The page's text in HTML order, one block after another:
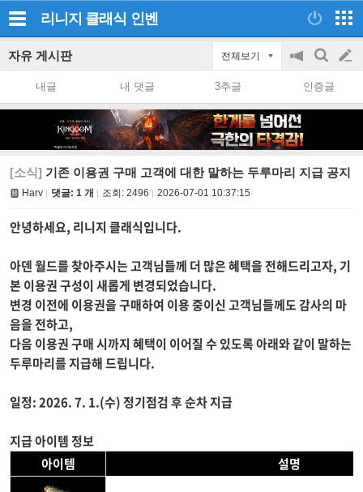
리니지 클래식 인벤
자유 게시판 전체보기
공
on/off
검
색
글
쓰
내글 내 댓글 3추글 인증글
[소식] 기존 이용권 구매 고객에 대한 말하는 두루마리 지급 공지
Harv 댓글: 1 개 조회: 2496 2026-07-01 10:37:15
안녕하세요, 리니지 클래식입니다.
아덴 월드를 찾아주시는 고객님들께 더 많은 혜택을 전해드리고자, 기
본 이용권 구성이 새롭게 변경되었습니다.
변경 이전에 이용권을 구매하여 이용 중이신 고객님들께도 감사의 마
음을 전하고,
다음 이용권 구매 시까지 혜택이 이어질 수 있도록 아래와 같이 말하는
두루마리를 지급해 드립니다.
일정: 2026. 7. 1.(수) 정기점검 후 순차 지급
지급 아이템 정보
아이템
설명